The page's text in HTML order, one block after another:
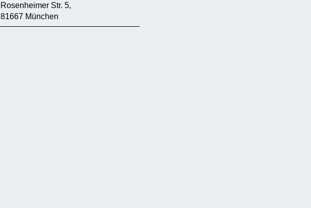
Rosenheimer Str. 5,
81667 München